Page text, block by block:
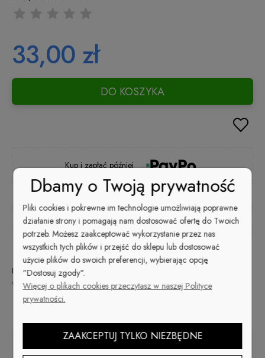
33,00 zł
DO KOSZYKA
Kup i zapłać później
zapytaj o produkt
poleć znajomemu
Dostępność: na
wyczerpaniu
Wysyłka w:
48 godzin
(Polska)
Cena nie zawiera ewentualnych kosztów płatności
sprawdź formy dostawy
Dbamy o Twoją prywatność
Pliki cookies i pokrewne im technologie umożliwiają poprawne
działanie strony i pomagają nam dostosować ofertę do Twoich
potrzeb. Możesz zaakceptować wykorzystanie przez nas
wszystkich tych plików i przejść do sklepu lub dostosować
użycie plików do swoich preferencji, wybierając opcję
"Dostosuj zgody".
Więcej o plikach cookies przeczytasz w naszej Polityce
prywatności.
ZAAKCEPTUJ TYLKO NIEZBĘDNE